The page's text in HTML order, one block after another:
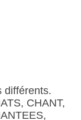
différents.
CHANT,